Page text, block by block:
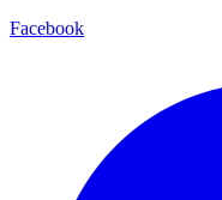
Facebook